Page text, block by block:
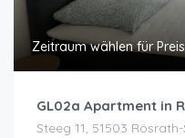
Zeitraum wählen für Preis
GL02a Apartment in
Steeg 11, 51503